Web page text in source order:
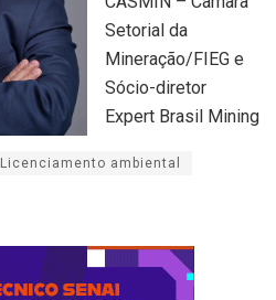
Setorial da
Mineração/FIEG e
Sócio-diretor
Expert Brasil Mining
Licenciamento ambiental